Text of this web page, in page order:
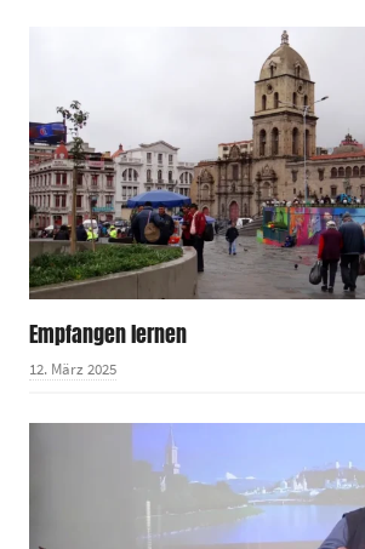
Empfangen lernen
12. März 2025